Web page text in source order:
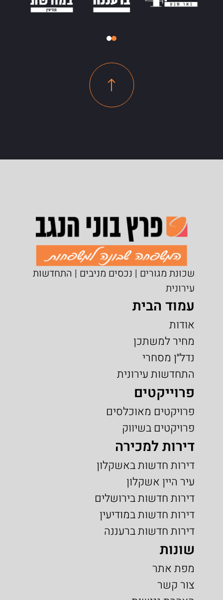
שכונת מגורים | נכסים מניבים | התחדשות
עירונית
עמוד הבית
אודות
מחיר למשתכן
נדל״ן מסחרי
התחדשות עירונית
פרוייקטים
פרויקטים מאוכלסים
פרויקטים בשיווק
דירות למכירה
דירות חדשות באשקלון
עיר היין אשקלון
דירות חדשות בירושלים
דירות חדשות במודיעין
דירות חדשות ברעננה
שונות
מפת אתר
צור קשר